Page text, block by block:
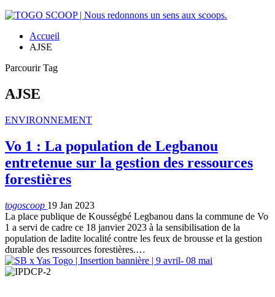
Accueil
AJSE
Parcourir Tag
AJSE
ENVIRONNEMENT
Vo 1 : La population de Legbanou
entretenue sur la gestion des ressources
forestières
togoscoop 19 Jan 2023
La place publique de Kousségbé Legbanou dans la commune de Vo
1 a servi de cadre ce 18 janvier 2023 à la sensibilisation de la
population de ladite localité contre les feux de brousse et la gestion
durable des ressources forestières.…